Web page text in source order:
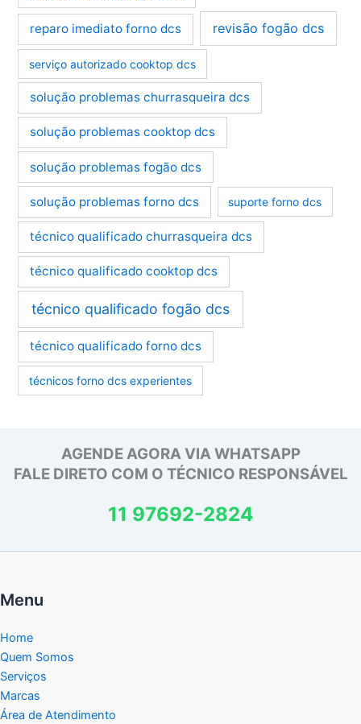
reparo imediato forno dcs revisão fogão dcs
serviço autorizado cooktop dcs
solução problemas churrasqueira dcs
solução problemas cooktop dcs
solução problemas fogão dcs
solução problemas forno dcs suporte forno dcs
técnico qualificado churrasqueira dcs
técnico qualificado cooktop dcs
técnico qualificado fogão dcs
técnico qualificado forno dcs
técnicos forno dcs experientes
AGENDE AGORA VIA WHATSAPP
FALE DIRETO COM O TÉCNICO RESPONSÁVEL
11 97692-2824
Menu
Home
Quem Somos
Serviços
Marcas
Área de Atendimento